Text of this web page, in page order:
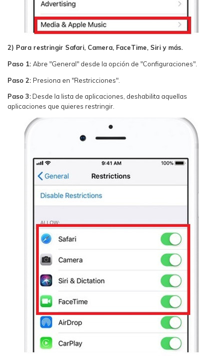
2) Para restringir Safari, Camera, FaceTime, Siri y más.
Paso 1: Abre "General" desde la opción de "Configuraciones".
Paso 2: Presiona en "Restricciones".
Paso 3: Desde la lista de aplicaciones, deshabilita aquellas
aplicaciones que quieres restringir.